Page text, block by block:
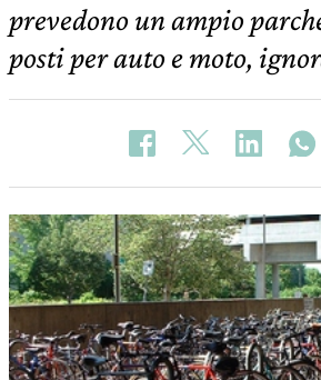
prevedono un ampio
posti per auto e moto,